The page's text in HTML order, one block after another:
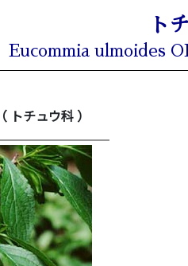
ト
Eucommia ulmoides
トチュウ科 ）